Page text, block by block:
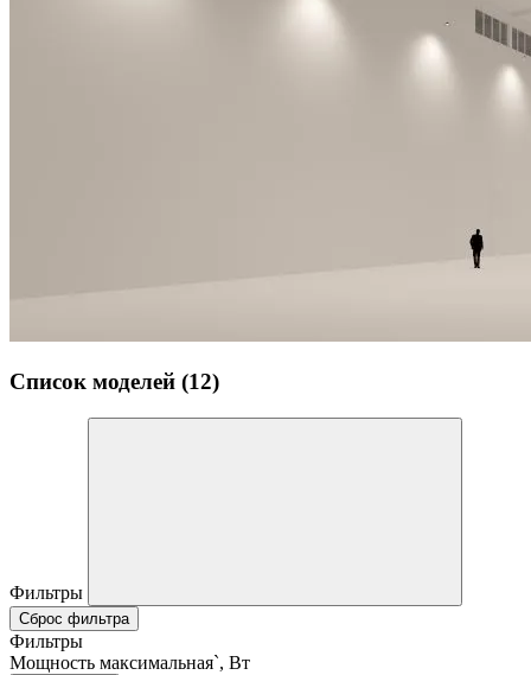
Список моделей (12)
Фильтры
Сброс фильтра
Фильтры
Мощность максимальная`, Вт